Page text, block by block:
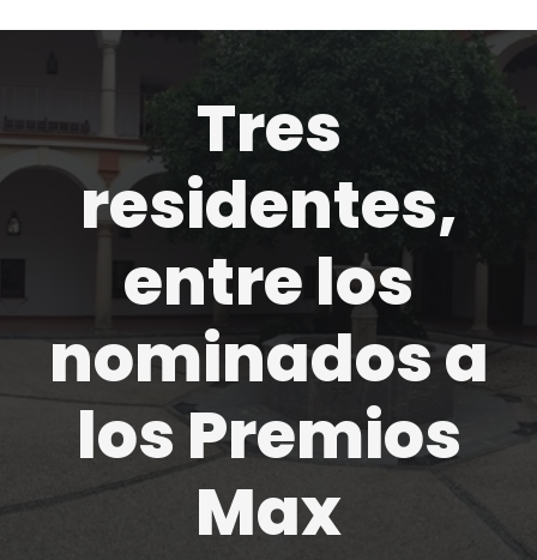
Tres
residentes,
entre los
nominados a
los Premios
Max